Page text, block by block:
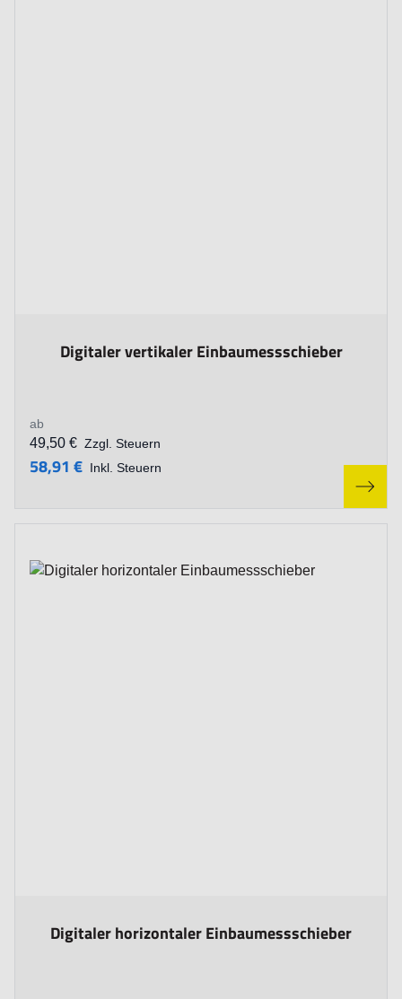
Digitaler vertikaler Einbaumessschieber
ab
58,91 € Inkl. Steuern
49,50 € Zzgl. Steuern
Digitaler horizontaler Einbaumessschieber